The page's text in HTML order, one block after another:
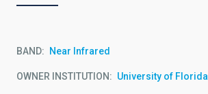
BAND Near Infrared
OWNER INSTITUTION University of Florida